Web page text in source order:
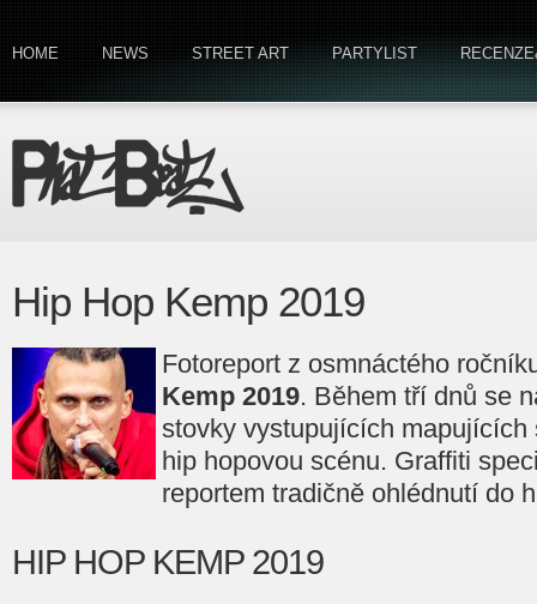
HOME NEWS STREET ART PARTYLIST
Hip Hop Kemp 2019
Fotoreport z osmnáctého
Kemp 2019. Během tří dnů se
stovky vystupujících mapujících
hip hopovou scénu. Graffiti
reportem tradičně ohlédnutí do
HIP HOP KEMP 2019